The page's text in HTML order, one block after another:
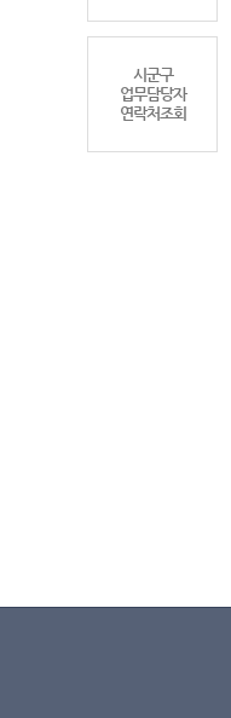
시군구
업무담당자
연락처조회